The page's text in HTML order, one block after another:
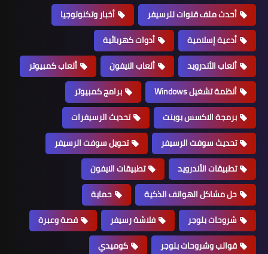
أحدث ملف قنوات للرسيفر
أخبار وتكنولوجيا
أدعية إسلامية
أدوات كهربائية
ألعاب الأندرويد
ألعاب الايفون
ألعاب كمبيوتر
أنظمة تشغيل Windows
برامج كمبيوتر
برمجة الاكسس بوينت
تحديث الرسيفرات
تحديث سوفت الرسيفر
تحويل سوفت الرسيفر
تطبيقات الأندرويد
تطبيقات الايفون
حل مشاكل الهواتف الذكية
حماية
شروحات بلوجر
فلاشة رسيفر
قصة وعبرة
قوالب وشروحات بلوجر
كوميدي